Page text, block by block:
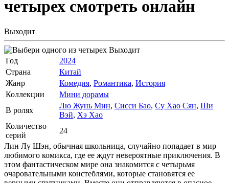
четырех смотреть онлайн
Выходит
Выходит
Год
2024
Страна
Китай
Жанр
Комедия, Романтика, История
Коллекции
Мини дорамы
В ролях
Лю Жунь Мин, Сисси Бао, Су Хао Сян, Ши
Вэй, Хэ Хао
Количество
серий
24
Лин Лу Шэн, обычная школьница, случайно попадает в мир
любимого комикса, где ее ждут невероятные приключения. В
этом фантастическом мире она знакомится с четырьмя
очаровательными констеблями, которые становятся ее